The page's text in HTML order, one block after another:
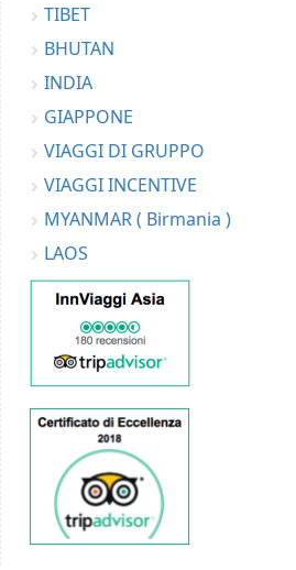
TIBET
BHUTAN
INDIA
GIAPPONE
VIAGGI DI GRUPPO
VIAGGI INCENTIVE
MYANMAR ( Birmania )
LAOS